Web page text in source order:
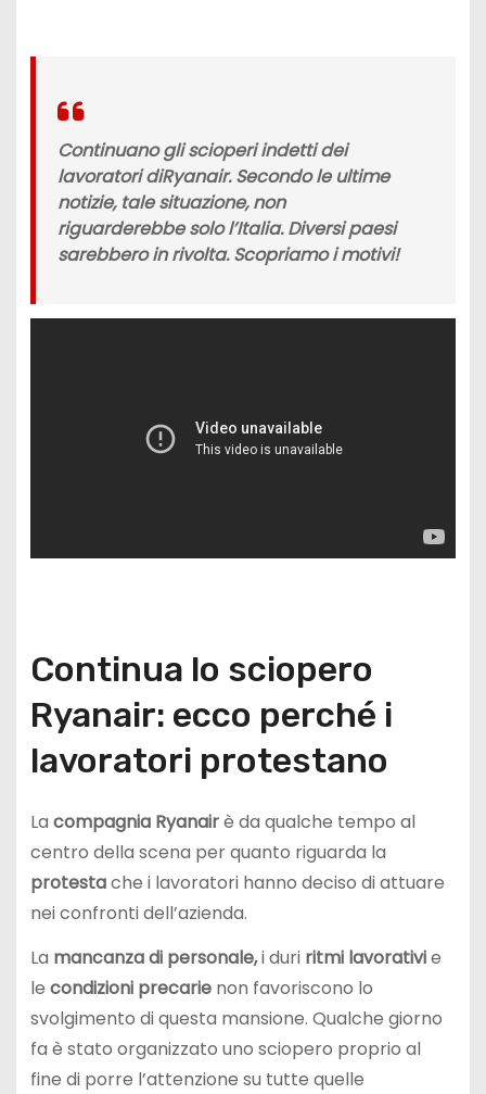
Continuano gliscioperiindetti dei
lavoratori diRyanair. Secondo le ultime
notizie, tale situazione, non
riguarderebbe solo l’Italia. Diversi paesi
sarebbero in rivolta. Scopriamo i motivi!
Continua lo sciopero
Ryanair: ecco perché i
lavoratori protestano
La compagnia Ryanairè da qualche tempo al
centro della scena per quanto riguarda la
protestache i lavoratori hanno deciso di attuare
nei confronti dell’azienda.
La mancanza di personale,i duri ritmi lavorativie
le condizioni precarienon favoriscono lo
svolgimento di questa mansione. Qualche giorno
fa è stato organizzato uno sciopero proprio al
fine di porre l’attenzione su tutte quelle